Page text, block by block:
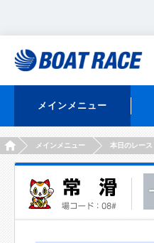
メインメニュー
HOMEメインメニュー 本日のレース